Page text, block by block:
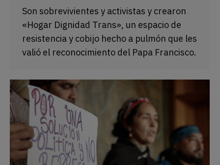
Son sobrevivientes y activistas y crearon
«Hogar Dignidad Trans», un espacio de
resistencia y cobijo hecho a pulmón que les
valió el reconocimiento del Papa Francisco.